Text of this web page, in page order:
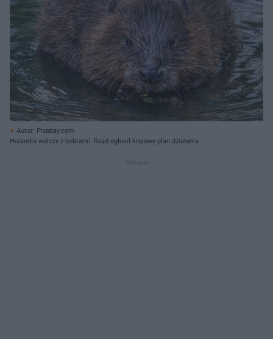
Autor: Pixabay.com
Holandia walczy z bobrami. Rząd ogłosił krajowy plan działania